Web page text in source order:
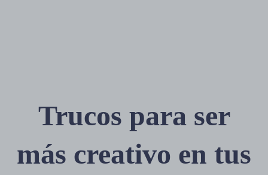
Trucos para ser
más creativo en tus